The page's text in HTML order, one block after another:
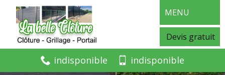
MENU
Devis gratuit
indisponible indisponible